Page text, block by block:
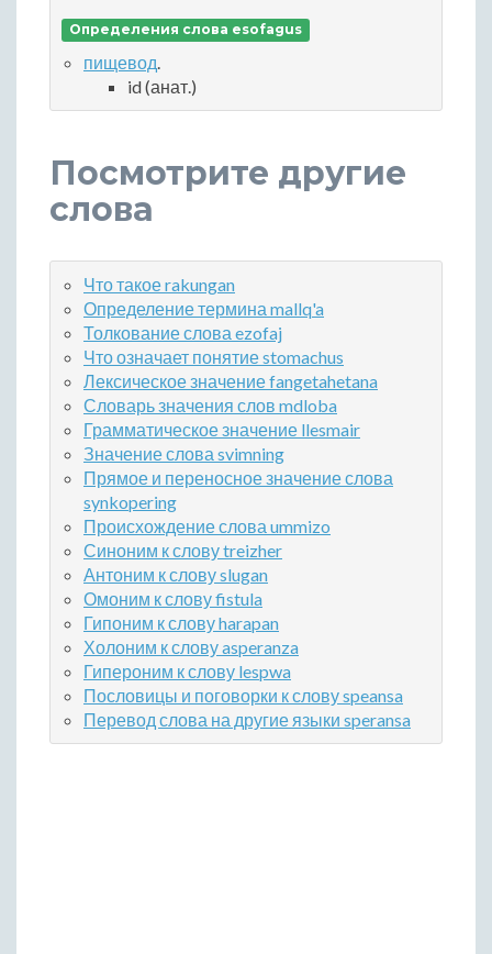
Определения слова esofagus
пищевод.
id (анат.)
Посмотрите другие
слова
Что такое rakungan
Определение термина mallq'a
Толкование слова ezofaj
Что означает понятие stomachus
Лексическое значение fangetahetana
Словарь значения слов mdloba
Грамматическое значение llesmair
Значение слова svimning
Прямое и переносное значение слова
synkopering
Происхождение слова ummizo
Синоним к слову treizher
Антоним к слову slugan
Омоним к слову fistula
Гипоним к слову harapan
Холоним к слову asperanza
Гипероним к слову lespwa
Пословицы и поговорки к слову speansa
Перевод слова на другие языки speransa